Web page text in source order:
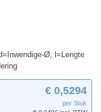
Ø, l=Lengte
€ 0,5294
per Stuk